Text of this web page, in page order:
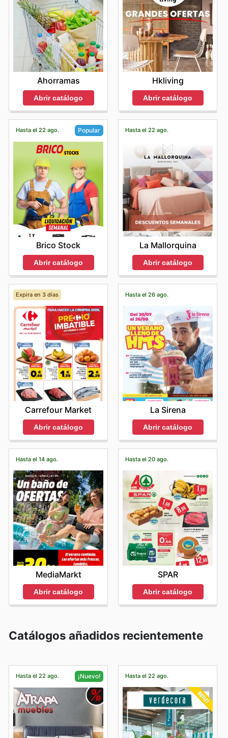
Ahorramas
Abrir catálogo
Hkliving
Abrir catálogo
Hasta el 22 ago. Popular
Brico Stock
Abrir catálogo
Hasta el 22 ago.
La Mallorquina
Abrir catálogo
Expira en 3 días
Carrefour Market
Abrir catálogo
Hasta el 26 ago.
La Sirena
Abrir catálogo
Hasta el 14 ago.
MediaMarkt
Abrir catálogo
Hasta el 20 ago.
SPAR
Abrir catálogo
Catálogos añadidos recientemente
Hasta el 22 ago. ¡Nuevo! Hasta el 22 ago.